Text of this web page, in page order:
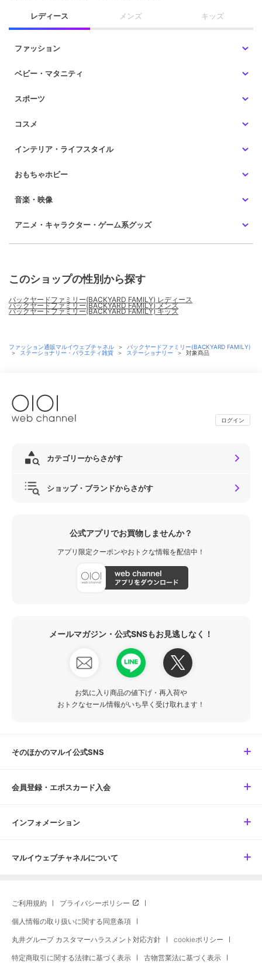
レディース メンズ キッズ
ファッション
ベビー・マタニティ
スポーツ
コスメ
インテリア・ライフスタイル
おもちゃホビー
音楽・映像
アニメ・キャラクター・ゲーム系グッズ
このショップの性別から探す
バックヤードファミリー(BACKYARD FAMILY) レディース
バックヤードファミリー(BACKYARD FAMILY) メンズ
バックヤードファミリー(BACKYARD FAMILY) キッズ
ファッション通販マルイウェブチャネル ＞
バックヤードファミリー(BACKYARD FAMILY)
＞
ステーショナリー・バラエティ雑貨 ＞ ステーショナリー ＞ 対象商品
ログイン
カテゴリーからさがす
ショップ・ブランドからさがす
公式アプリでお買物しませんか？
アプリ限定クーポンやおトクな情報を配信中！
メールマガジン・公式SNSもお見逃しなく！
お気に入り商品の値下げ・再入荷や
おトクなセール情報がいち早く受け取れます！
そのほかのマルイ公式SNS
会員登録・エポスカード入会
インフォメーション
マルイウェブチャネルについて
ご利用規約 プライバシーポリシー
個人情報の取り扱いに関する同意条項
丸井グループ カスタマーハラスメント対応方針 cookieポリシー
特定商取引に関する法律に基づく表示 古物営業法に基づく表示